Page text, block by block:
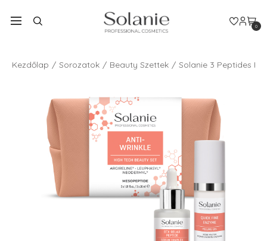
0
Kezdőlap Sorozatok Beauty Szettek Solanie 3 Peptides